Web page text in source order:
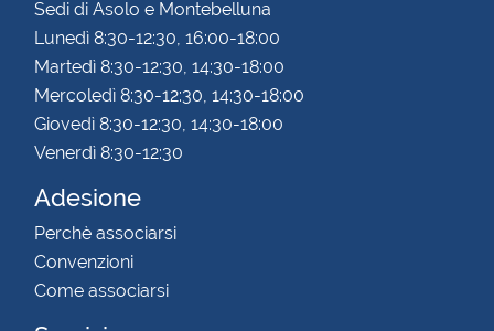
Sedi di Asolo e Montebelluna
Lunedì 8:30-12:30, 16:00-18:00
Martedì 8:30-12:30, 14:30-18:00
Mercoledì 8:30-12:30, 14:30-18:00
Giovedì 8:30-12:30, 14:30-18:00
Venerdì 8:30-12:30
Adesione
Perchè associarsi
Convenzioni
Come associarsi